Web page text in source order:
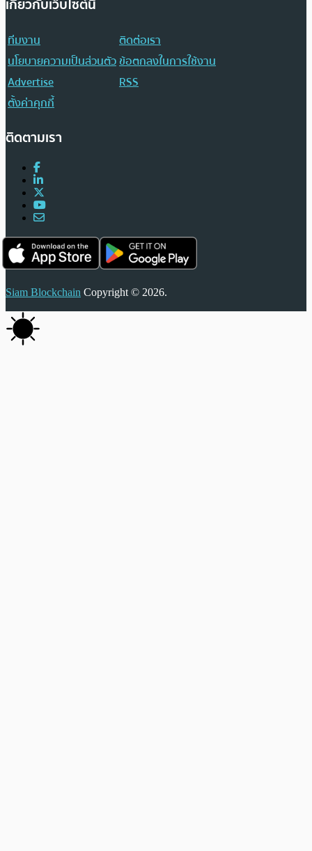
เกี่ยวกับเว็บไซต์นี้
ทีมงาน
ติดต่อเรา
นโยบายความเป็นส่วนตัวข้อตกลงในการใช้งาน
Advertise
RSS
ตั้งค่าคุกกี้
ติดตามเรา
Siam Blockchain Copyright © 2026.